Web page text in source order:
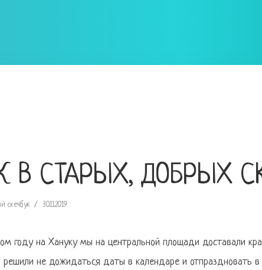
В СТАРЫХ, ДОБРЫХ
скечбук 30.11.2019
году на Хануку мы на центральной площади доставали
не дожидаться даты в календаре и отпраздновать в